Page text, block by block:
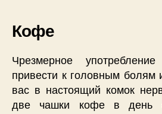
Кофе
Чрезмерное
привести к головным болям
вас в настоящий комок
две чашки кофе в день